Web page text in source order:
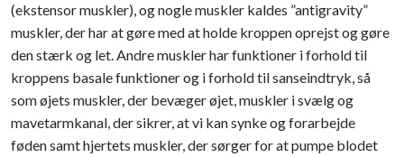
(ekstensor muskler), og nogle muskler kaldes ”antigravity”
muskler, der har at gøre med at holde kroppen oprejst og gøre
den stærk og let. Andre muskler har funktioner i forhold til
kroppens basale funktioner og i forhold til sanseindtryk, så
som øjets muskler, der bevæger øjet, muskler i svælg og
mavetarmkanal, der sikrer, at vi kan synke og forarbejde
føden samt hjertets muskler, der sørger for at pumpe blodet